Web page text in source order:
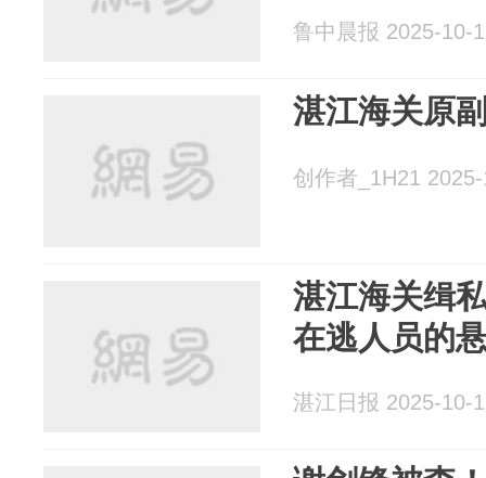
鲁中晨报 2025-10-
湛江海关原
创作者_1H21
湛江海关缉
在逃人员的
湛江日报 2025-10-